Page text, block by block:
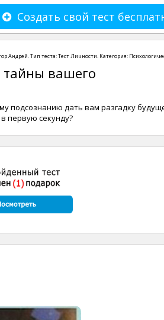
Создать свой тест
Андрей. Тип теста:Тест Личности. Категория:
тайны вашего
подсознанию дать вам разгадку
первую секунду?